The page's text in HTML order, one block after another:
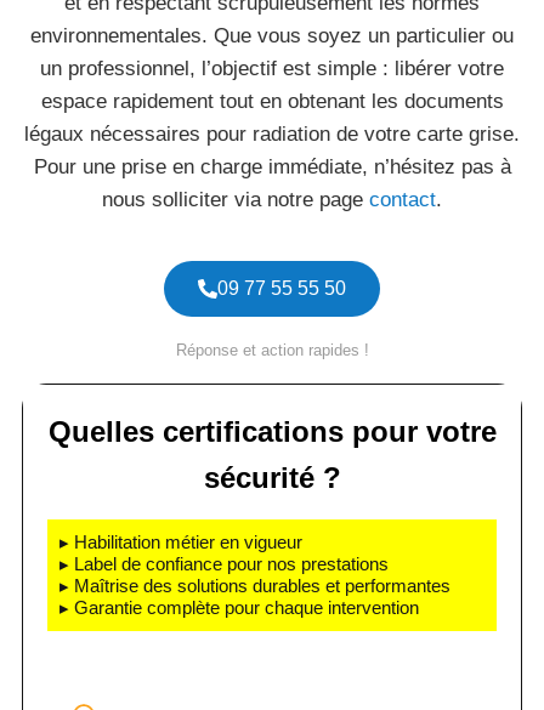
environnementales. Que vous soyez un particulier ou
un professionnel, l’objectif est simple : libérer votre
espace rapidement tout en obtenant les documents
légaux nécessaires pour radiation de votre carte grise.
Pour une prise en charge immédiate, n’hésitez pas à
nous solliciter via notre page contact.
09 77 55 55 50
Réponse et action rapides !
Quelles certifications pour votre
sécurité ?
▸ Habilitation métier en vigueur
▸ Label de confiance pour nos prestations
▸ Maîtrise des solutions durables et performantes
▸ Garantie complète pour chaque intervention